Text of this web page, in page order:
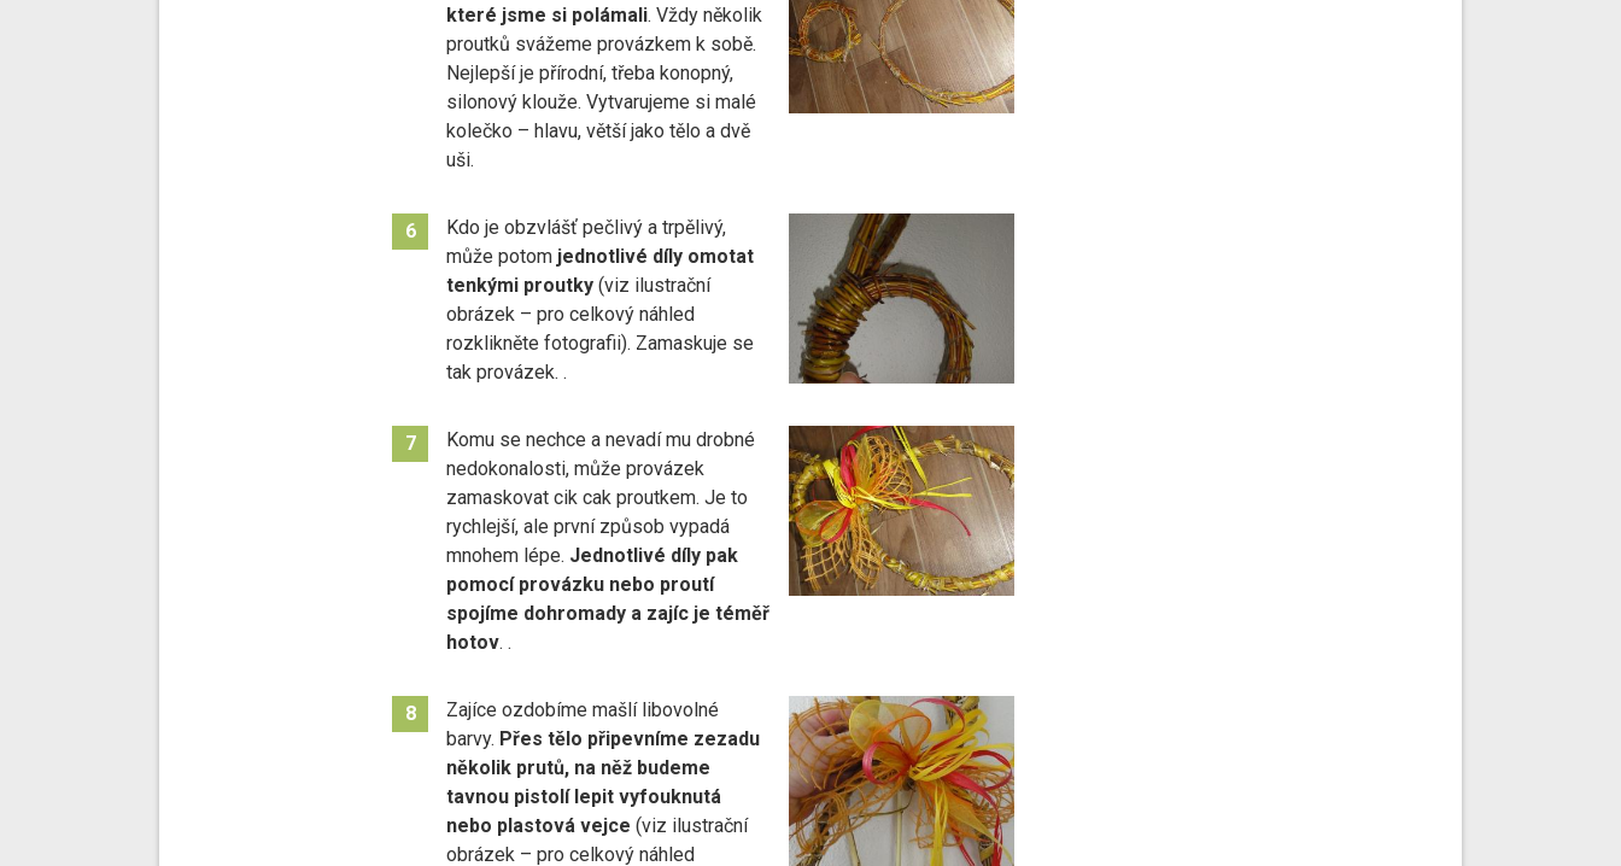
které jsme si polámali. Vždy několik
proutků svážeme provázkem k sobě.
Nejlepší je přírodní, třeba konopný,
silonový klouže. Vytvarujeme si malé
kolečko – hlavu, větší jako tělo a dvě
uši.
6
Kdo je obzvlášť pečlivý a trpělivý,
může potom jednotlivé díly omotat
tenkými proutky(viz ilustrační
obrázek – pro celkový náhled
rozklikněte fotografii). Zamaskuje se
tak provázek. .
7
Komu se nechce a nevadí mu drobné
nedokonalosti, může provázek
zamaskovat cik cak proutkem. Je to
rychlejší, ale první způsob vypadá
mnohem lépe. Jednotlivé díly pak
pomocí provázku nebo proutí
spojíme dohromady a zajíc je téměř
hotov. .
8
Zajíce ozdobíme mašlí libovolné
barvy. Přes tělo připevníme zezadu
několik prutů, na něž budeme
tavnou pistolí lepit vyfouknutá
nebo plastová vejce (viz ilustrační
obrázek – pro celkový náhled